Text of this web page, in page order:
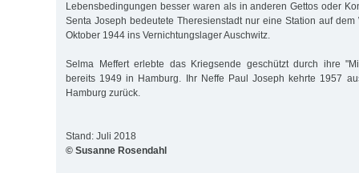
Lebensbedingungen besser waren als in anderen Gettos oder
Senta Joseph bedeutete Theresienstadt nur eine Station auf dem
Oktober 1944 ins Vernichtungslager Auschwitz.
Selma Meffert erlebte das Kriegsende geschützt durch ihre
bereits 1949 in Hamburg. Ihr Neffe Paul Joseph kehrte 1957
Hamburg zurück.
Stand: Juli 2018
© Susanne Rosendahl